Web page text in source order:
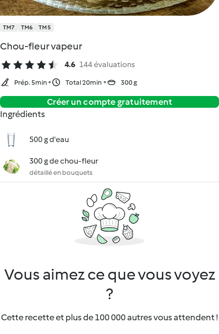
TM7 TM6 TM5
Chou-fleur vapeur
4.6 144 évaluations
Prép. 5min Total 20min 300 g
Créer un compte gratuitement
Ingrédients
500 g d'eau
300 g de chou-fleur
détaillé en bouquets
Vous aimez ce que vous voyez
?
Cette recette et plus de 100 000 autres vous attendent !